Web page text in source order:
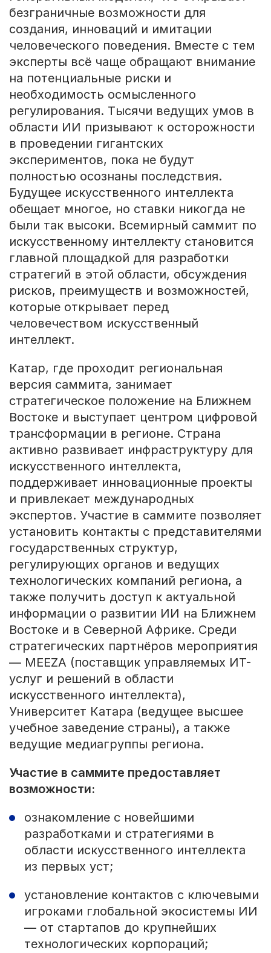
безграничные возможности для
создания, инноваций и имитации
человеческого поведения. Вместе с тем
эксперты всё чаще обращают внимание
на потенциальные риски и
необходимость осмысленного
регулирования. Тысячи ведущих умов в
области ИИ призывают к осторожности
в проведении гигантских
экспериментов, пока не будут
полностью осознаны последствия.
Будущее искусственного интеллекта
обещает многое, но ставки никогда не
были так высоки. Всемирный саммит по
искусственному интеллекту становится
главной площадкой для разработки
стратегий в этой области, обсуждения
рисков, преимуществ и возможностей,
которые открывает перед
человечеством искусственный
интеллект.
Катар, где проходит региональная
версия саммита, занимает
стратегическое положение на Ближнем
Востоке и выступает центром цифровой
трансформации в регионе. Страна
активно развивает инфраструктуру для
искусственного интеллекта,
поддерживает инновационные проекты
и привлекает международных
экспертов. Участие в саммите позволяет
установить контакты с представителями
государственных структур,
регулирующих органов и ведущих
технологических компаний региона, а
также получить доступ к актуальной
информации о развитии ИИ на Ближнем
Востоке и в Северной Африке. Среди
стратегических партнёров мероприятия
— MEEZA (поставщик управляемых ИТ-
услуг и решений в области
искусственного интеллекта),
Университет Катара (ведущее высшее
учебное заведение страны), а также
ведущие медиагруппы региона.
Участие в саммите предоставляет
возможности:
ознакомление с новейшими
разработками и стратегиями в
области искусственного интеллекта
из первых уст;
установление контактов с ключевыми
игроками глобальной экосистемы ИИ
— от стартапов до крупнейших
технологических корпораций;